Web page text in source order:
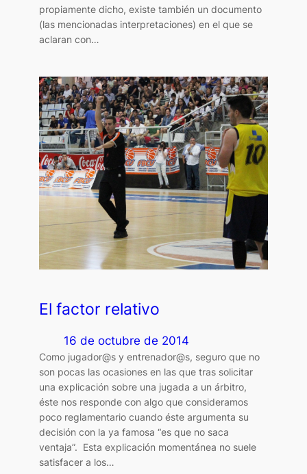
propiamente dicho, existe también un documento
(las mencionadas interpretaciones) en el que se
aclaran con…
El factor relativo
16 de octubre de 2014
Como jugador@s y entrenador@s, seguro que no
son pocas las ocasiones en las que tras solicitar
una explicación sobre una jugada a un árbitro,
éste nos responde con algo que consideramos
poco reglamentario cuando éste argumenta su
decisión con la ya famosa “es que no saca
ventaja”. Esta explicación momentánea no suele
satisfacer a los…